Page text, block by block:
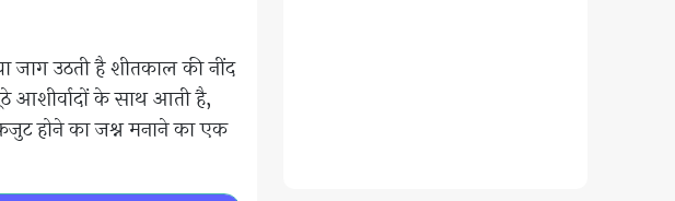
जाग उठती है शीतकाल की नींद
आशीर्वादों के साथ आती है,
होने का जश्न मनाने का एक